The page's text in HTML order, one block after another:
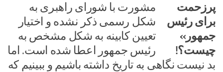
مشورت با شورای راهبری به
شکل رسمی ذکر نشده و اختیار
تعیین کابینه به شکل مشخص به
رئیس جمهور اعطا شده است. اما
بد نیست نگاهی به تاریخ داشته باشیم و ببینیم که